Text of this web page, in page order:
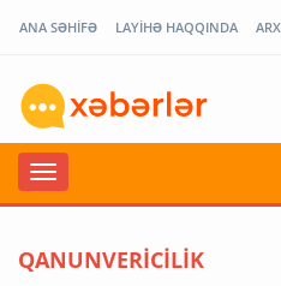
ANA SƏHİFƏ LAYİHƏ HAQQINDA
QANUNVERİCİLİK